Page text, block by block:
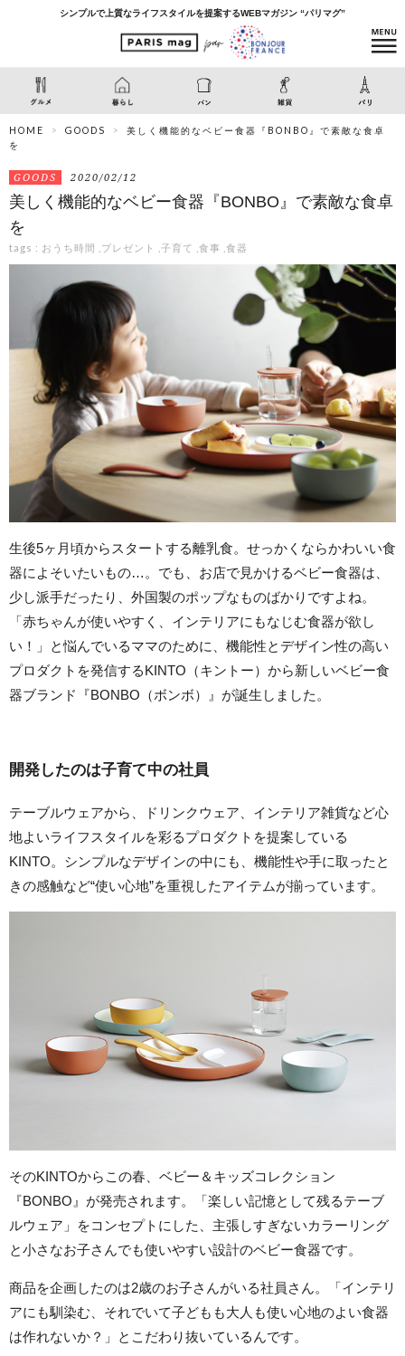
シンプルで上質なライフスタイルを提案するWEBマガジン “パリマグ”
HOME GOODS
美しく機能的なベビー食器『BONBO』で素敵な食卓
を
GOODS 2020/02/12
美しく機能的なベビー食器『BONBO』で素敵な食卓
を
tags : おうち時間 プレゼント 子育て 食事 食器
生後5ヶ月頃からスタートする離乳食。せっかくならかわいい食
器によそいたいもの…。でも、お店で見かけるベビー食器は、
少し派手だったり、外国製のポップなものばかりですよね。
「赤ちゃんが使いやすく、インテリアにもなじむ食器が欲し
い！」と悩んでいるママのために、機能性とデザイン性の高い
プロダクトを発信するKINTO（キントー）から新しいベビー食
器ブランド『BONBO（ボンボ）』が誕生しました。
開発したのは子育て中の社員
テーブルウェアから、ドリンクウェア、インテリア雑貨など心
地よいライフスタイルを彩るプロダクトを提案している
KINTO。シンプルなデザインの中にも、機能性や手に取ったと
きの感触など“使い心地”を重視したアイテムが揃っています。
そのKINTOからこの春、ベビー＆キッズコレクション
『BONBO』が発売されます。「楽しい記憶として残るテーブ
ルウェア」をコンセプトにした、主張しすぎないカラーリング
と小さなお子さんでも使いやすい設計のベビー食器です。
商品を企画したのは2歳のお子さんがいる社員さん。「インテリ
アにも馴染む、それでいて子どもも大人も使い心地のよい食器
は作れないか？」とこだわり抜いているんです。